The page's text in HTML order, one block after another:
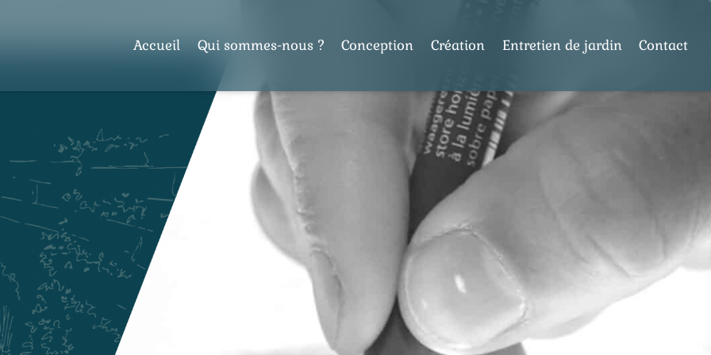
Accueil Qui sommes-nous ? Conception Création Entretien de jardin Contact